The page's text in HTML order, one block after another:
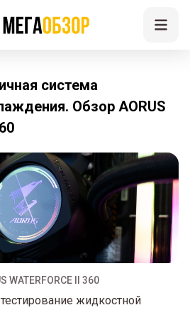
система
Обзор AORUS
WATERFORCE II 360
жидкостной